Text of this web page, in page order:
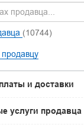
(10744)
продавцу
и доставки
услуги продавца